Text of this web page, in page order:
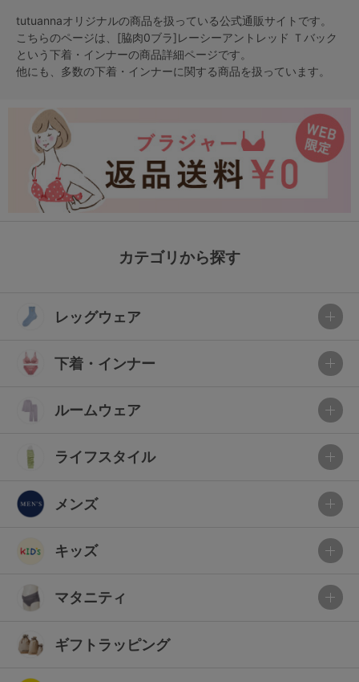
tutuannaオリジナルの商品を扱っている公式通販サイトです。
こちらのページは、[脇肉0ブラ]レーシーアントレッド Ｔバック
という下着・インナーの商品詳細ページです。
他にも、多数の下着・インナーに関する商品を扱っています。
カテゴリから探す
レッグウェア
下着・インナー
ルームウェア
ライフスタイル
メンズ
キッズ
マタニティ
ギフトラッピング